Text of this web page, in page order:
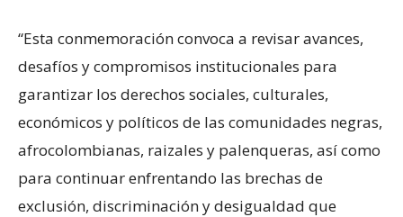
“Esta conmemoración convoca a revisar avances,
desafíos y compromisos institucionales para
garantizar los derechos sociales, culturales,
económicos y políticos de las comunidades negras,
afrocolombianas, raizales y palenqueras, así como
para continuar enfrentando las brechas de
exclusión, discriminación y desigualdad que